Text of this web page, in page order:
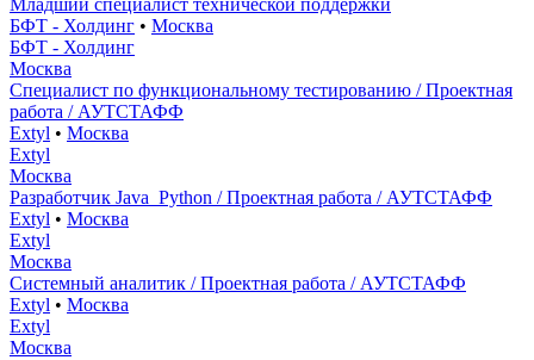
Младший специалист технической поддержки
БФТ - Холдинг • Москва
БФТ - Холдинг
Москва
Специалист по функциональному тестированию / Проектная
работа / АУТСТАФФ
Extyl • Москва
Extyl
Москва
Разработчик Java_Python / Проектная работа / АУТСТАФФ
Extyl • Москва
Extyl
Москва
Системный аналитик / Проектная работа / АУТСТАФФ
Extyl • Москва
Extyl
Москва